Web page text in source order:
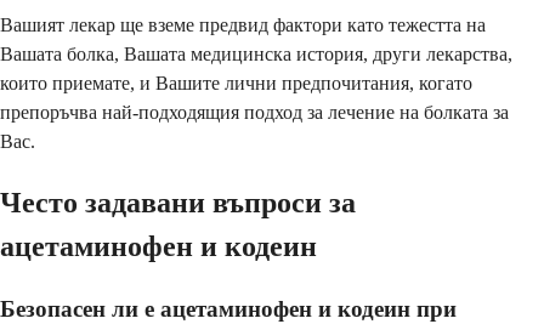
Вашият лекар ще вземе предвид фактори като тежестта на
Вашата болка, Вашата медицинска история, други лекарства,
които приемате, и Вашите лични предпочитания, когато
препоръчва най-подходящия подход за лечение на болката за
Вас.
Често задавани въпроси за
ацетаминофен и кодеин
Безопасен ли е ацетаминофен и кодеин при